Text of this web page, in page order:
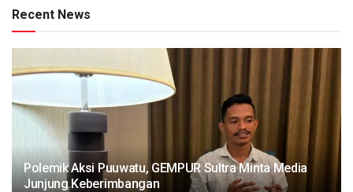
Recent News
Polemik Aksi Puuwatu, GEMPUR Sultra Minta Media
Junjung Keberimbangan